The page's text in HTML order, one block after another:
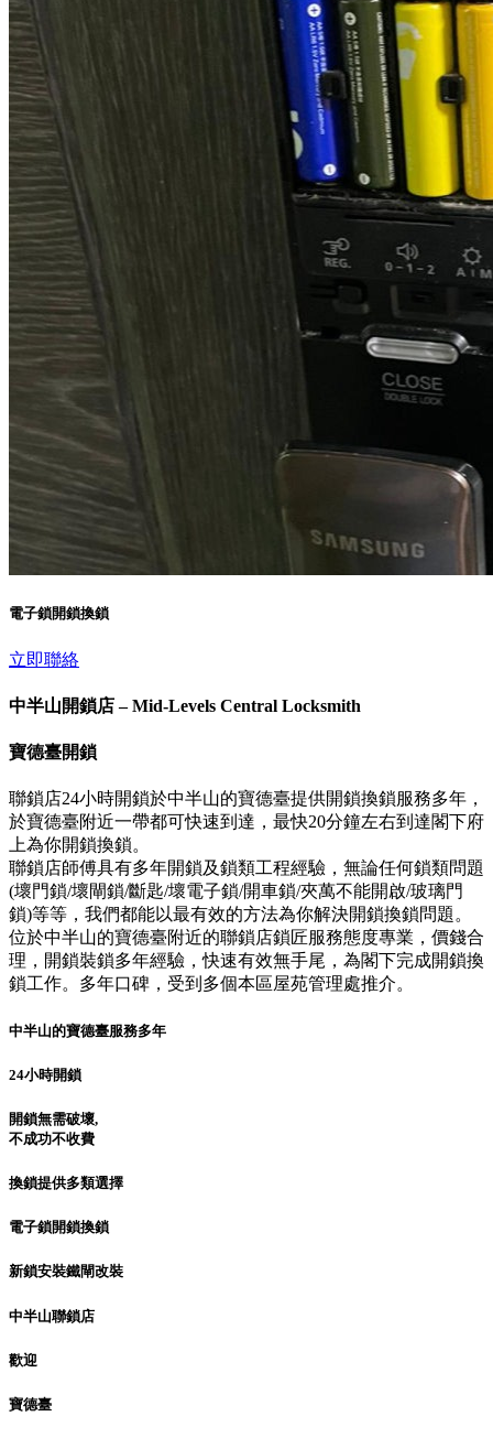
電子鎖開鎖換鎖
立即聯絡
中半山開鎖店 – Mid-Levels Central Locksmith
寶德臺開鎖
聯鎖店24小時開鎖於中半山的寶德臺提供開鎖換鎖服務多年，
於寶德臺附近一帶都可快速到達，最快20分鐘左右到達閣下府
上為你開鎖換鎖。
聯鎖店師傅具有多年開鎖及鎖類工程經驗，無論任何鎖類問題
(壞門鎖/壞閘鎖/斷匙/壞電子鎖/開車鎖/夾萬不能開啟/玻璃門
鎖)等等，我們都能以最有效的方法為你解決開鎖換鎖問題。
位於中半山的寶德臺附近的聯鎖店鎖匠服務態度專業，價錢合
理，開鎖裝鎖多年經驗，快速有效無手尾，為閣下完成開鎖換
鎖工作。多年口碑，受到多個本區屋苑管理處推介。
中半山的寶德臺服務多年
24小時開鎖
開鎖無需破壞,
不成功不收費
換鎖提供多類選擇
電子鎖開鎖換鎖
新鎖安裝鐵閘改裝
中半山聯鎖店
歡迎
寶德臺